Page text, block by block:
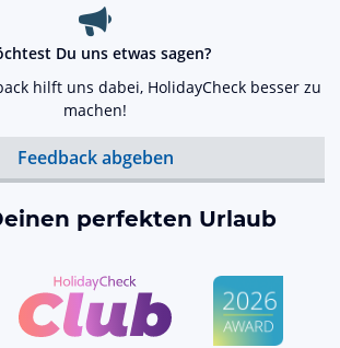
Du uns etwas sagen?
hilft uns dabei, HolidayCheck besser zu
machen!
Feedback abgeben
perfekten Urlaub